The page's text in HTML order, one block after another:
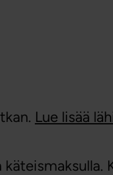
Lue lisää